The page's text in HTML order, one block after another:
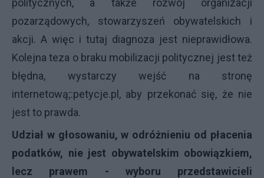
politycznych, a także rozwój organizacji
pozarządowych, stowarzyszeń obywatelskich i
akcji. A więc i tutaj diagnoza jest nieprawidłowa.
Kolejna teza o braku mobilizacji politycznej jest też
błędna, wystarczy wejść na stronę
internetową;:petycje.pl, aby przekonać się, że nie
jest to prawda.
Udział w głosowaniu, w odróżnieniu od płacenia
podatków, nie jest obywatelskim obowiązkiem,
lecz prawem - wyboru przedstawicieli